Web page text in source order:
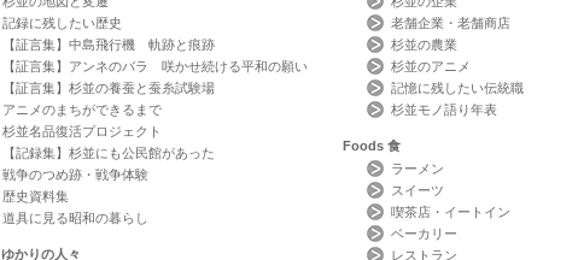
記録に残したい歴史
【証言集】中島飛行機 軌跡と痕跡
【証言集】アンネのバラ 咲かせ続ける平和の願い
【証言集】杉並の養蚕と蚕糸試験場
アニメのまちができるまで
杉並名品復活プロジェクト
【記録集】杉並にも公民館があった
戦争のつめ跡・戦争体験
歴史資料集
道具に見る昭和の暮らし
ゆかりの人々
老舗企業・老舗商店
杉並の農業
杉並のアニメ
記憶に残したい伝統職
杉並モノ語り年表
Foods 食
ラーメン
スイーツ
喫茶店・イートイン
ベーカリー
レストラン